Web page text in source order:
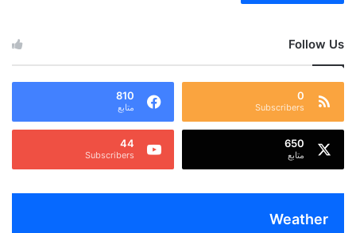
Follow Us
0
Subscribers
810
متابع
650
متابع
44
Subscribers
Weather